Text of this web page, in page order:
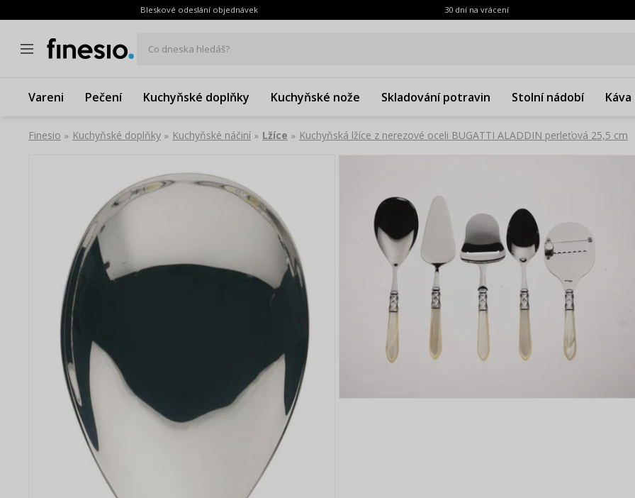
Bleskové odeslání objednávek 30 dní na vrácení
Co dneska hledáš?
Vareni Pečení Kuchyňské doplňky Kuchyňské nože Skladování potravin Stolní nádobí Káva
Finesio » Kuchyňské doplňky » Kuchyňské náčiní » Lžíce » Kuchyňská lžíce z nerezové oceli BUGATTI ALADDIN perleťová 25,5 cm